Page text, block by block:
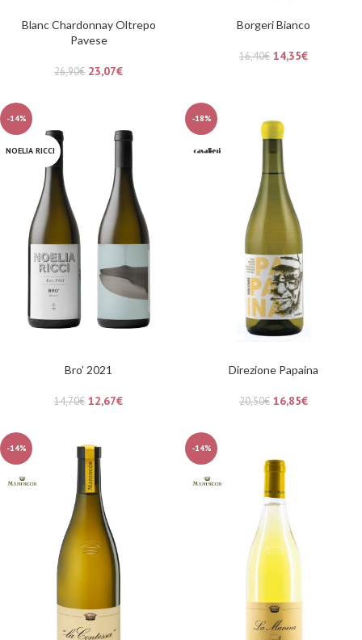
Blanc Chardonnay Oltrepo
Pavese
26,90€ 23,07€
Borgeri Bianco
16,40€ 14,35€
-14%
NOELIA RICCI
Bro’ 2021
14,70€ 12,67€
-18%
Direzione Papaina
20,50€ 16,85€
-14% -14%